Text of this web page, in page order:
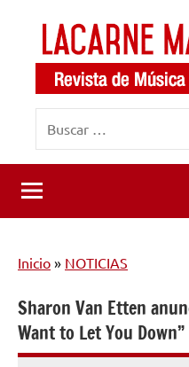
contenido
LaCarne
Magazine
de
música
internacional
Inicio » NOTICIAS
Sharon Van Etten
Want to Let You Down”